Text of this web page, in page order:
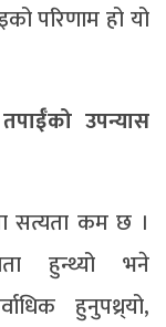
परिणाम हो यो
उपन्यास
सत्यता कम छ ।
हुन्थ्यो भने
हुनुपथ्र्यो,